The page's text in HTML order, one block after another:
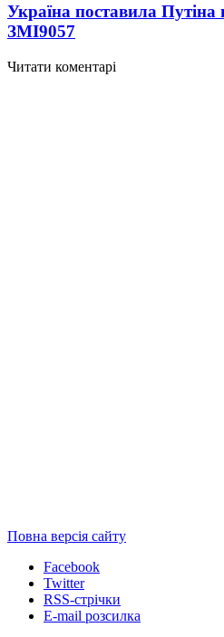
Україна поставила
ЗМІ9057
Читати коментарі
Повна версія сайту
Facebook
Twitter
RSS-стрічки
E-mail розсилка